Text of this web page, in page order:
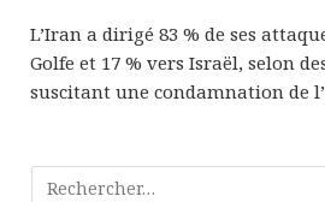
L’Iran a dirigé 83 % de ses
Golfe et 17 % vers Israël, selon
suscitant une condamnation de